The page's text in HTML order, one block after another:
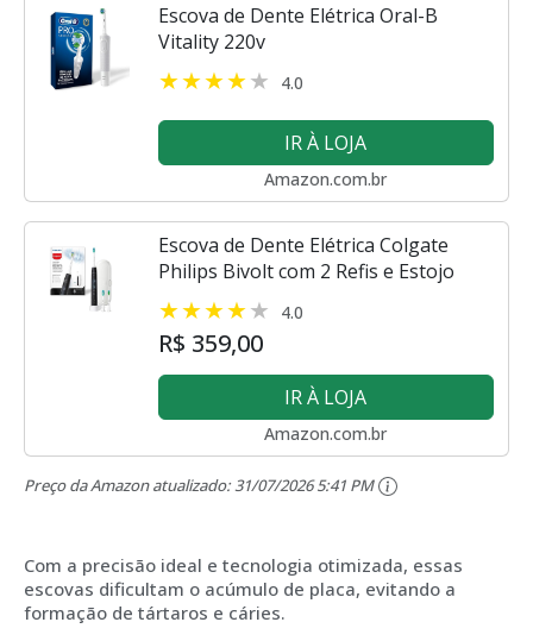
Escova de Dente Elétrica Oral-B
Vitality 220v
4.0
IR À LOJA
Amazon.com.br
Escova de Dente Elétrica Colgate
Philips Bivolt com 2 Refis e Estojo
4.0
R$ 359,00
IR À LOJA
Amazon.com.br
Preço da Amazon atualizado:31/07/2026 5:41 PM
Com a precisão ideal e tecnologia otimizada, essas
escovas dificultam o acúmulo de placa, evitando a
formação de tártaros e cáries.